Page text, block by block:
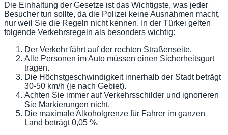
Die Einhaltung der Gesetze ist das Wichtigste, was jeder
Besucher tun sollte, da die Polizei keine Ausnahmen macht,
nur weil Sie die Regeln nicht kennen. In der Türkei gelten
folgende Verkehrsregeln als besonders wichtig:
Der Verkehr fährt auf der rechten Straßenseite.
Alle Personen im Auto müssen einen Sicherheitsgurt
tragen.
Die Höchstgeschwindigkeit innerhalb der Stadt beträgt
30-50 km/h (je nach Gebiet).
Achten Sie immer auf Verkehrsschilder und ignorieren
Sie Markierungen nicht.
Die maximale Alkoholgrenze für Fahrer im ganzen
Land beträgt 0,05 %.